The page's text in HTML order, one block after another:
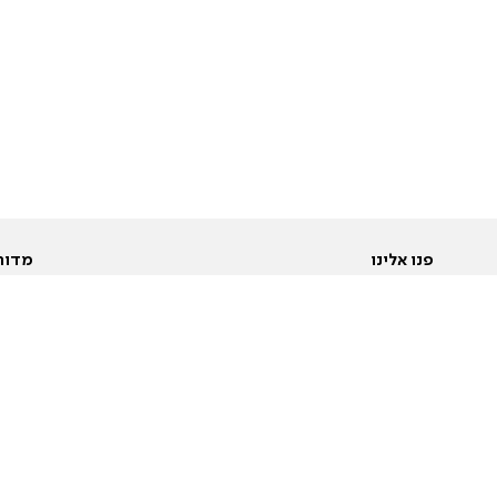
פנו אלינו